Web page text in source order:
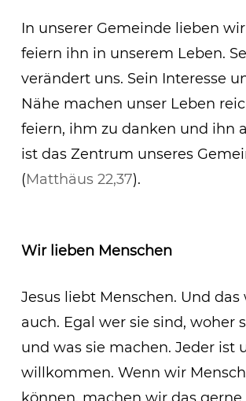
In unserer Gemeinde lieben
feiern ihn in unserem Leben.
verändert uns. Sein Interesse
Nähe machen unser Leben
feiern, ihm zu danken und ihn
ist das Zentrum unseres
(Matthäus 22,37).
Wir lieben Menschen
Jesus liebt Menschen. Und
auch. Egal wer sie sind, woher
und was sie machen. Jeder ist
willkommen. Wenn wir